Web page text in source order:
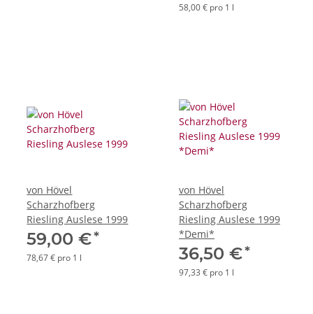
58,00 € pro 1 l
von Hövel
Scharzhofberg
Riesling Auslese 1999
59,00 €*
78,67 € pro 1 l
von Hövel
Scharzhofberg
Riesling Auslese 1999
*Demi*
36,50 €*
97,33 € pro 1 l